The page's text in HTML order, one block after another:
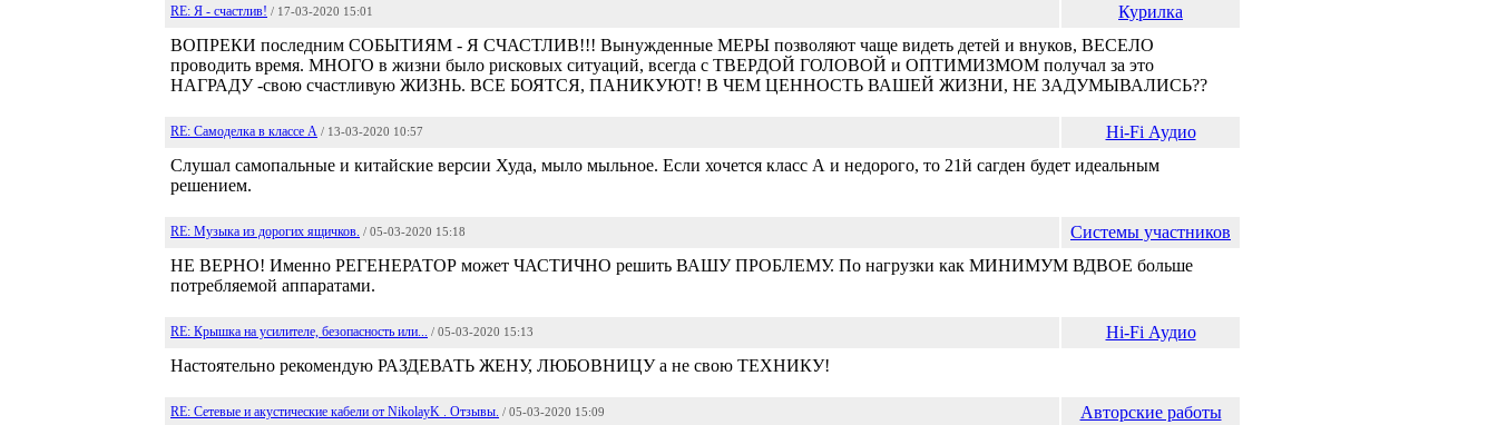
RE: Я - счастлив! / 17-03-2020 15:01
Курилка
ВОПРЕКИ последним СОБЫТИЯМ - Я СЧАСТЛИВ!!! Вынужденные МЕРЫ позволяют чаще видеть детей и внуков, ВЕСЕЛО
проводить время. МНОГО в жизни было рисковых ситуаций, всегда с ТВЕРДОЙ ГОЛОВОЙ и ОПТИМИЗМОМ получал за это
НАГРАДУ -свою счастливую ЖИЗНЬ. ВСЕ БОЯТСЯ, ПАНИКУЮТ! В ЧЕМ ЦЕННОСТЬ ВАШЕЙ ЖИЗНИ, НЕ ЗАДУМЫВАЛИСЬ??
RE: Самоделка в классе А / 13-03-2020 10:57
Hi-Fi Аудио
Слушал самопальные и китайские версии Худа, мыло мыльное. Если хочется класс А и недорого, то 21й сагден будет идеальным
решением.
RE: Музыка из дорогих ящичков. / 05-03-2020 15:18
Системы участников
НЕ ВЕРНО! Именно РЕГЕНЕРАТОР может ЧАСТИЧНО решить ВАШУ ПРОБЛЕМУ. По нагрузки как МИНИМУМ ВДВОЕ больше
потребляемой аппаратами.
RE: Крышка на усилителе, безопасность или... / 05-03-2020 15:13
Hi-Fi Аудио
Настоятельно рекомендую РАЗДЕВАТЬ ЖЕНУ, ЛЮБОВНИЦУ а не свою ТЕХНИКУ!
RE: Сетевые и акустические кабели от NikolayK . Отзывы. / 05-03-2020 15:09
Авторские работы